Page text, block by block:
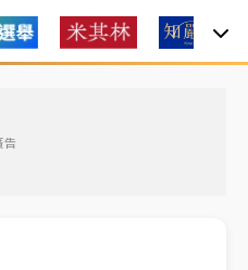
告
數！辜仲諒向法院聲請遭